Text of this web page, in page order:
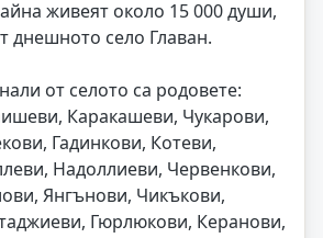
живеят около 15 000 души,
днешното село Главан.
от селото са родовете:
Каракашеви, Чукарови,
Гадинкови, Котеви,
Надоллиеви, Червенкови,
Янгънови, Чикъкови,
Гюрлюкови, Керанови,